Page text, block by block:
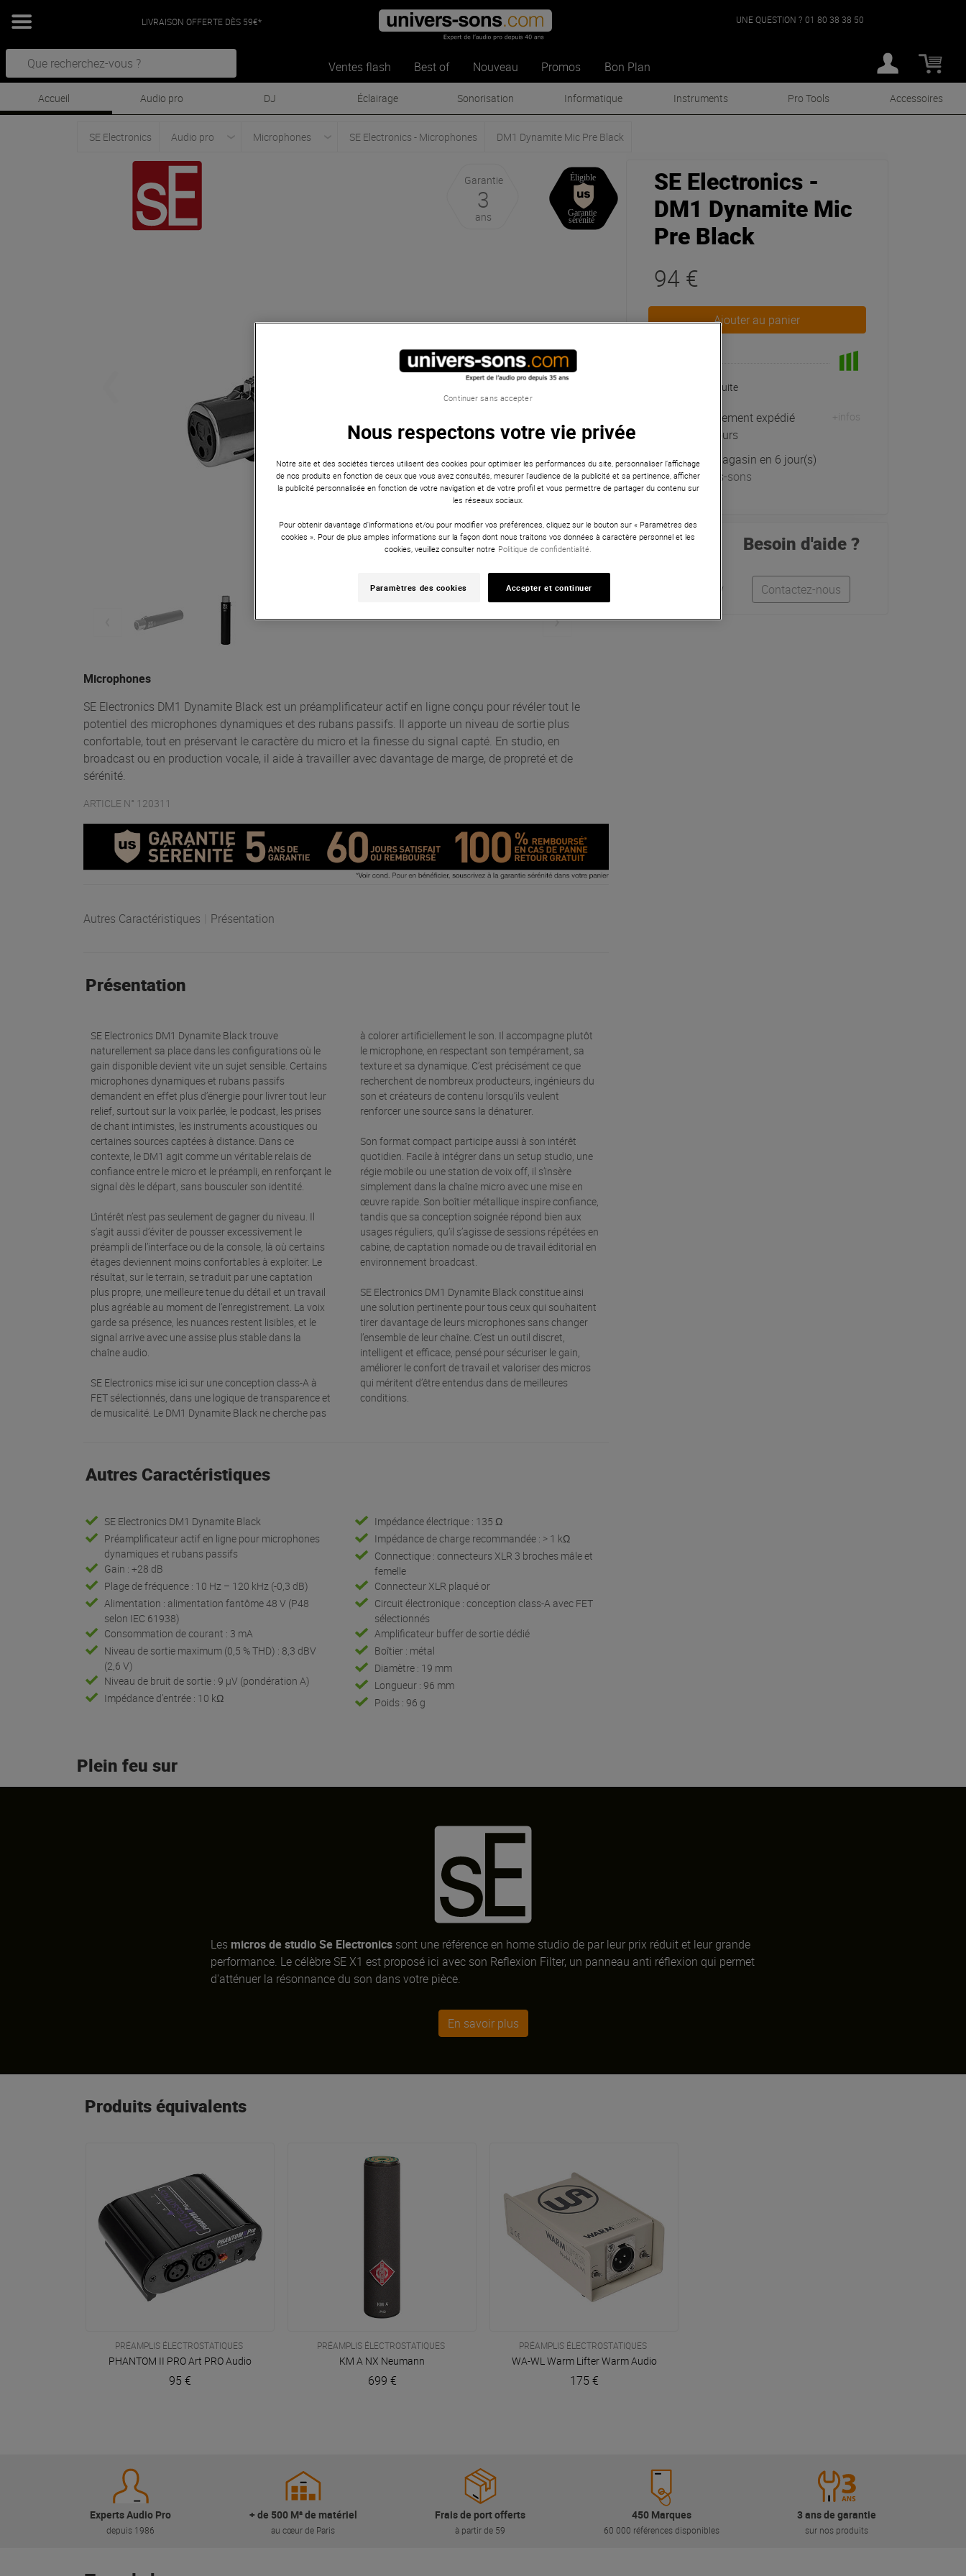
LIVRAISON OFFERTE DÈS 59€*
Ventes flash Best of Nouveau Promos Bon Plan
UNE QUESTION ? 01 80 38 38 50
Accueil Audio pro DJ Éclairage Sonorisation Informatique Instruments Pro Tools Accessoires
SE Electronics Audio pro Microphones SE Electronics - Microphones DM1 Dynamite Mic Pre Black
Garantie
3
ans
Microphones
SE Electronics DM1 Dynamite Black est un préamplificateur actif en ligne conçu pour révéler tout le
potentiel des microphones dynamiques et des rubans passifs. Il apporte un niveau de sortie plus
confortable, tout en préservant le caractère du micro et la finesse du signal capté. En studio, en
broadcast ou en production vocale, il aide à travailler avec davantage de marge, de propreté et de
sérénité.
ARTICLE N° 120311
Autres Caractéristiques Présentation
Présentation
SE Electronics DM1 Dynamite Black trouve
naturellement sa place dans les configurations où le
gain disponible devient vite un sujet sensible. Certains
microphones dynamiques et rubans passifs
demandent en effet plus d’énergie pour livrer tout leur
relief, surtout sur la voix parlée, le podcast, les prises
de chant intimistes, les instruments acoustiques ou
certaines sources captées à distance. Dans ce
contexte, le DM1 agit comme un véritable relais de
confiance entre le micro et le préampli, en renforçant le
signal dès le départ, sans bousculer son identité.
L’intérêt n’est pas seulement de gagner du niveau. Il
s’agit aussi d’éviter de pousser excessivement le
préampli de l’interface ou de la console, là où certains
étages deviennent moins confortables à exploiter. Le
résultat, sur le terrain, se traduit par une captation
plus propre, une meilleure tenue du détail et un travail
plus agréable au moment de l’enregistrement. La voix
garde sa présence, les nuances restent lisibles, et le
signal arrive avec une assise plus stable dans la
chaîne audio.
SE Electronics mise ici sur une conception class-A à
FET sélectionnés, dans une logique de transparence et
de musicalité. Le DM1 Dynamite Black ne cherche pas
à colorer artificiellement le son. Il accompagne plutôt
le microphone, en respectant son tempérament, sa
texture et sa dynamique. C’est précisément ce que
recherchent de nombreux producteurs, ingénieurs du
son et créateurs de contenu lorsqu’ils veulent
renforcer une source sans la dénaturer.
Son format compact participe aussi à son intérêt
quotidien. Facile à intégrer dans un setup studio, une
régie mobile ou une station de voix off, il s’insère
simplement dans la chaîne micro avec une mise en
œuvre rapide. Son boîtier métallique inspire confiance,
tandis que sa conception soignée répond bien aux
usages réguliers, qu’il s’agisse de sessions répétées en
cabine, de captation nomade ou de travail éditorial en
environnement broadcast.
SE Electronics DM1 Dynamite Black constitue ainsi
une solution pertinente pour tous ceux qui souhaitent
tirer davantage de leurs microphones sans changer
l’ensemble de leur chaîne. C’est un outil discret,
intelligent et efficace, pensé pour sécuriser le gain,
améliorer le confort de travail et valoriser des micros
qui méritent d’être entendus dans de meilleures
conditions.
Autres Caractéristiques
SE Electronics DM1 Dynamite Black
Préamplificateur actif en ligne pour microphones
dynamiques et rubans passifs
Gain : +28 dB
Plage de fréquence : 10 Hz – 120 kHz (-0,3 dB)
Alimentation : alimentation fantôme 48 V (P48
selon IEC 61938)
Consommation de courant : 3 mA
Niveau de sortie maximum (0,5 % THD) : 8,3 dBV
(2,6 V)
Niveau de bruit de sortie : 9 µV (pondération A)
Impédance d’entrée : 10 kΩ
Impédance électrique : 135 Ω
Impédance de charge recommandée : > 1 kΩ
Connectique : connecteurs XLR 3 broches mâle et
femelle
Connecteur XLR plaqué or
Circuit électronique : conception class-A avec FET
sélectionnés
Amplificateur buffer de sortie dédié
Boîtier : métal
Diamètre : 19 mm
Longueur : 96 mm
Poids : 96 g
SE Electronics -
DM1 Dynamite Mic
Pre Black
94 €
Ajouter au panier
Livraison Gratuite
Habituellement expédié
sous 5 jours
+infos
Retrait magasin en 6 jour(s)
à Univers-sons
Anthony
Besoin d'aide ?
Contactez-nous
Plein feu sur
Les micros de studio Se Electronicssont une référence en home studio de par leur prix réduit et leur grande
performance. Le célèbre SE X1 est proposé ici avec son Reflexion Filter, un panneau anti réflexion qui permet
d'atténuer la résonnance du son dans votre pièce.
En savoir plus
Produits équivalents
VOIR EN DÉTAIL
PRÉAMPLIS ÉLECTROSTATIQUES
PHANTOM II PROArt PRO Audio
95 €
VOIR EN DÉTAIL
PRÉAMPLIS ÉLECTROSTATIQUES
KM A NX Neumann
699 €
VOIR EN DÉTAIL
PRÉAMPLIS ÉLECTROSTATIQUES
WA-WL Warm LifterWarm Audio
175 €
Experts Audio Pro
depuis 1986
+ de 500 M² de matériel
au cœur de Paris
Frais de port offerts
à partir de 59
450 Marques
60 000 références disponibles
3 ans de garantie
sur nos produits
Nous respectons votre vie privée
Notre site et des sociétés tierces utilisent des cookies pour optimiser les performances du site, personnaliser l’affichage
de nos produits en fonction de ceux que vous avez consultés, mesurer l'audience de la publicité et sa pertinence, afficher
la publicité personnalisée en fonction de votre navigation et de votre profil et vous permettre de partager du contenu sur
les réseaux sociaux.
Pour obtenir davantage d'informations et/ou pour modifier vos préférences, cliquez sur le bouton sur « Paramètres des
cookies ». Pour de plus amples informations sur la façon dont nous traitons vos données à caractère personnel et les
cookies, veuillez consulter notre Politique de confidentialité.
Paramètres des cookies Accepter et continuer
Continuer sans accepter